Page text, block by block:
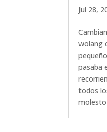
Jul 28,
wolang
pasaba
todos
molesto